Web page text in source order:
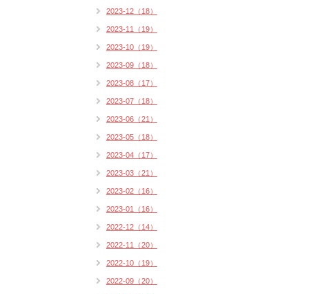
2023-12（18）
2023-11（19）
2023-10（19）
2023-09（18）
2023-08（17）
2023-07（18）
2023-06（21）
2023-05（18）
2023-04（17）
2023-03（21）
2023-02（16）
2023-01（16）
2022-12（14）
2022-11（20）
2022-10（19）
2022-09（20）